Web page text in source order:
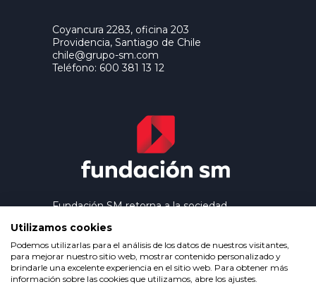
Coyancura 2283, oficina 203
Providencia, Santiago de Chile
chile@grupo-sm.com
Teléfono: 600 381 13 12
Fundación SM retorna a la sociedad
editorial de Ediciones SM, contribuyendo
así a extender la cultura y la educación a
los grupos más desfavorecidos.
Utilizamos cookies
Podemos utilizarlas para el análisis de los datos de nuestros visitantes,
para mejorar nuestro sitio web, mostrar contenido personalizado y
brindarle una excelente experiencia en el sitio web. Para obtener más
información sobre las cookies que utilizamos, abre los ajustes.